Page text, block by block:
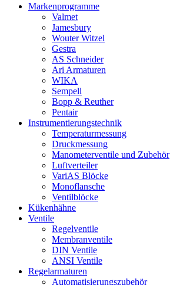
Markenprogramme
Valmet
Jamesbury
Wouter Witzel
Gestra
AS Schneider
Ari Armaturen
WIKA
Sempell
Bopp & Reuther
Pentair
Instrumentierungs­technik
Temperaturmessung
Druckmessung
Manometerventile und Zubehör
Luftverteiler
VariAS Blöcke
Monoflansche
Ventilblöcke
Kükenhähne
Ventile
Regelventile
Membranventile
DIN Ventile
ANSI Ventile
Regelarmaturen
Automatisierungszubehör